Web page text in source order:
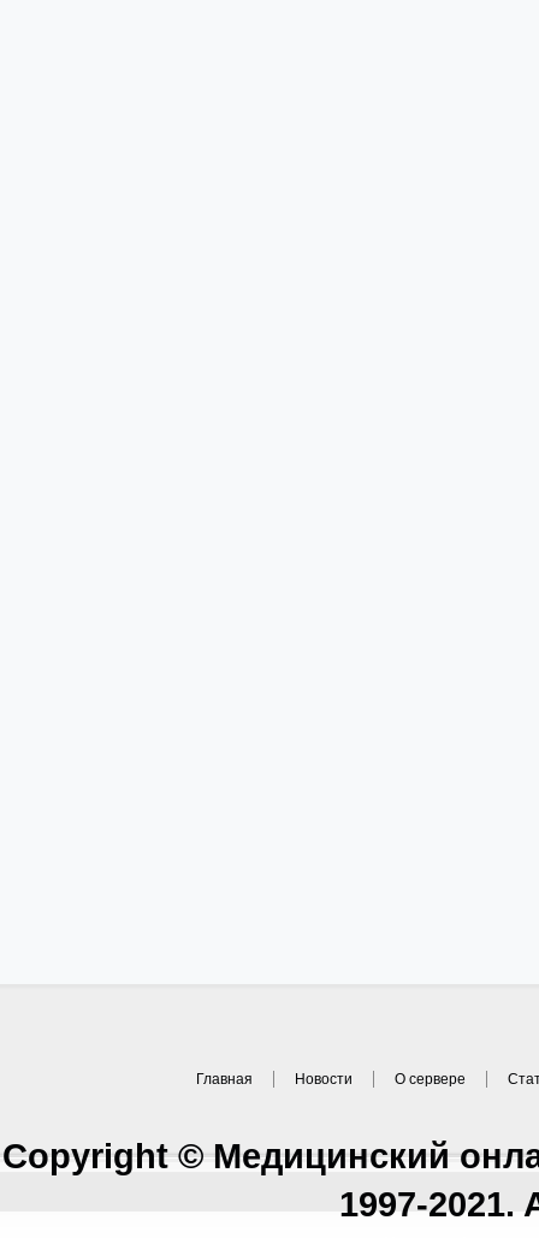
Главная Новости О сервере
Copyright © Медицинский
1997-2021.